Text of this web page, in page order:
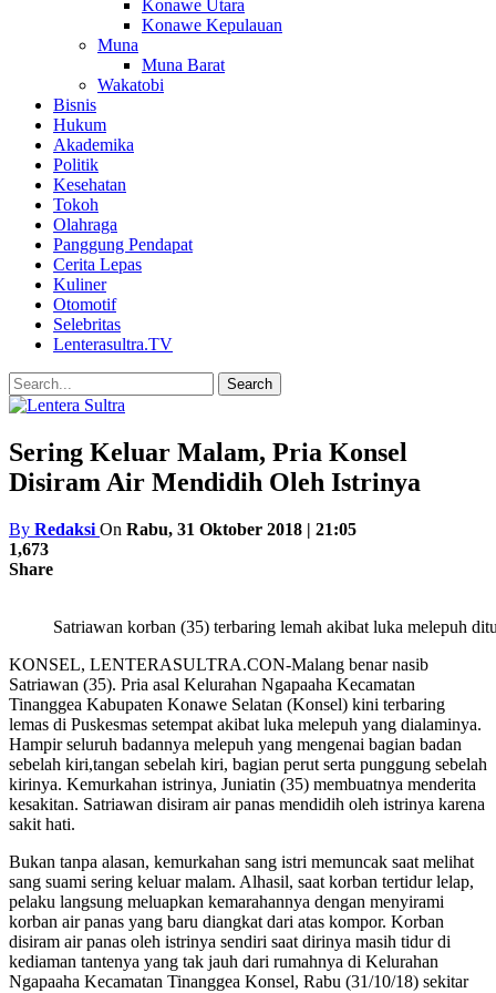
Konawe Utara
Konawe Kepulauan
Muna
Muna Barat
Wakatobi
Bisnis
Hukum
Akademika
Politik
Kesehatan
Tokoh
Olahraga
Panggung Pendapat
Cerita Lepas
Kuliner
Otomotif
Selebritas
Lenterasultra.TV
Sering Keluar Malam, Pria Konsel
Disiram Air Mendidih Oleh Istrinya
By Redaksi On Rabu, 31 Oktober 2018 | 21:05
1,673
Share
Satriawan korban (35) terbaring lemah akibat luka melepuh
KONSEL, LENTERASULTRA.CON-Malang benar nasib
Satriawan (35). Pria asal Kelurahan Ngapaaha Kecamatan
Tinanggea Kabupaten Konawe Selatan (Konsel) kini terbaring
lemas di Puskesmas setempat akibat luka melepuh yang dialaminya.
Hampir seluruh badannya melepuh yang mengenai bagian badan
sebelah kiri,tangan sebelah kiri, bagian perut serta punggung sebelah
kirinya. Kemurkahan istrinya, Juniatin (35) membuatnya menderita
kesakitan. Satriawan disiram air panas mendidih oleh istrinya karena
sakit hati.
Bukan tanpa alasan, kemurkahan sang istri memuncak saat melihat
sang suami sering keluar malam. Alhasil, saat korban tertidur lelap,
pelaku langsung meluapkan kemarahannya dengan menyirami
korban air panas yang baru diangkat dari atas kompor. Korban
disiram air panas oleh istrinya sendiri saat dirinya masih tidur di
kediaman tantenya yang tak jauh dari rumahnya di Kelurahan
Ngapaaha Kecamatan Tinanggea Konsel, Rabu (31/10/18) sekitar